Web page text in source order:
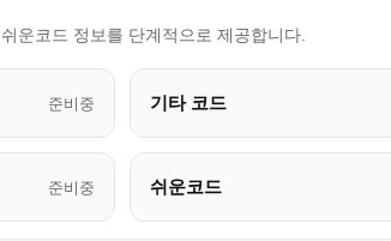
운코드 정보를 단계적으로 제공합니다.
준비중 기타 코드
준비중 쉬운코드